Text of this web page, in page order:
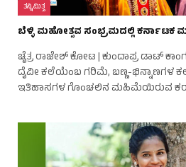
ತನ್ನಿಮಿತ್ತ
ಬೆಳ್ಳಿ ಮಹೋತ್ಸವ ಸಂಭ್ರಮದಲ್ಲಿ ಕರ್ನಾಟಕ
ಚೈತ್ರ ರಾಜೇಶ್ ಕೋಟ | ಕುಂದಾಪ್ರ ಡಾಟ್
ದೈವೀ ಕಲೆಯೆಂಬ ಗರಿಮೆ, ಬಣ್ಣ-ಭಿನ್ನಾಣಗಳ
ಇತಿಹಾಸಗಳ ಗೊಂಚಲಿನ ಮಹಿಮೆಯಿರುವ